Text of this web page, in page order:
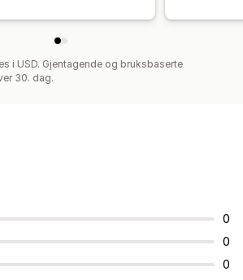
i USD. Gjentagende og bruksbaserte
30. dag.
0
0
0